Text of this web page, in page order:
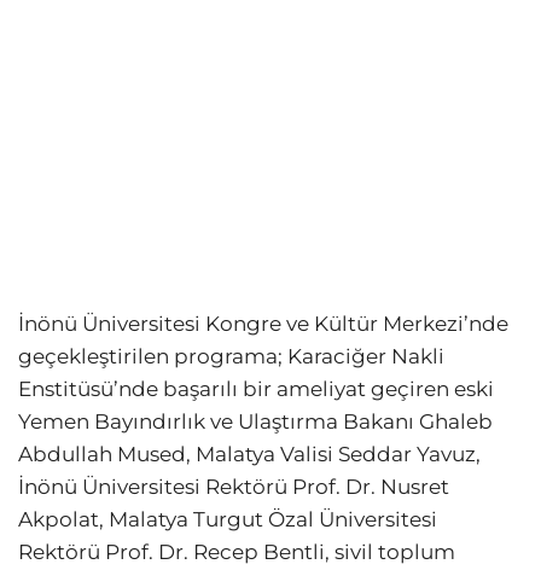
İnönü Üniversitesi Kongre ve Kültür Merkezi’nde
geçekleştirilen programa; Karaciğer Nakli
Enstitüsü’nde başarılı bir ameliyat geçiren eski
Yemen Bayındırlık ve Ulaştırma Bakanı Ghaleb
Abdullah Mused, Malatya Valisi Seddar Yavuz,
İnönü Üniversitesi Rektörü Prof. Dr. Nusret
Akpolat, Malatya Turgut Özal Üniversitesi
Rektörü Prof. Dr. Recep Bentli, sivil toplum